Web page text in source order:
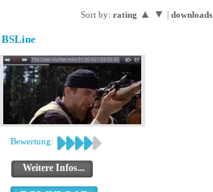
Sort by: rating ▲ ▼ | downloads
BSLine
Bewertung:
Weitere Infos...